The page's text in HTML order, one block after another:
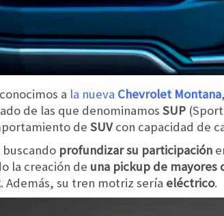
a la nueva Chevrolet Montana
de las que denominamos SUP
de SUVcon capacidad de
profundizar su participación
la creación de una pickup de mayores
. Además, su tren motriz sería eléctrico.